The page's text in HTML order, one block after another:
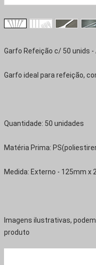
Garfo Refeição c/ 50 unids -
Garfo ideal para refeição,
Quantidade: 50 unidades
Matéria Prima:
Medida: Externo - 125mm
Imagens ilustrativas,
produto